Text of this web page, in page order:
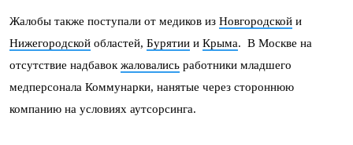
Жалобы также поступали от медиков из Новгородской и
Нижегородской областей, Бурятии и Крыма. В Москве на
отсутствие надбавок жаловались работники младшего
медперсонала Коммунарки, нанятые через стороннюю
компанию на условиях аутсорсинга.